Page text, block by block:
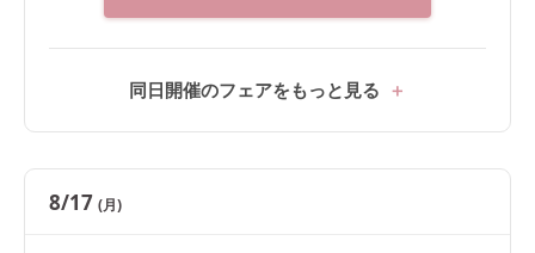
同日開催のフェアをもっと見る
8/17 (月)